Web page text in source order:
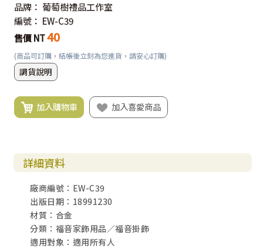
品牌： 葡萄樹禮品工作室
編號： EW-C39
售價 NT40
(商品可訂購，結帳後立刻為您進貨，請安心訂購)
調貨說明
加入購物車 加入喜愛商品
詳細資料
廠商編號：EW-C39
出版日期：18991230
材質：合金
分類：福音家飾用品／福音掛飾
適用對象：適用所有人